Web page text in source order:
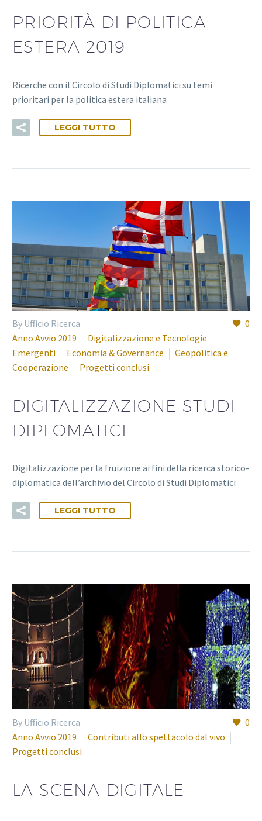
PRIORITÀ DI POLITICA
ESTERA 2019
Ricerche con il Circolo di Studi Diplomatici su temi
prioritari per la politica estera italiana
LEGGI TUTTO
0
By Ufficio Ricerca
Anno Avvio 2019
Digitalizzazione e Tecnologie
Emergenti
Economia & Governance
Geopolitica e
Cooperazione
Progetti conclusi
DIGITALIZZAZIONE STUDI
DIPLOMATICI
Digitalizzazione per la fruizione ai fini della ricerca storico-
diplomatica dell’archivio del Circolo di Studi Diplomatici
LEGGI TUTTO
0
By Ufficio Ricerca
Anno Avvio 2019
Contributi allo spettacolo dal vivo
Progetti conclusi
LA SCENA DIGITALE